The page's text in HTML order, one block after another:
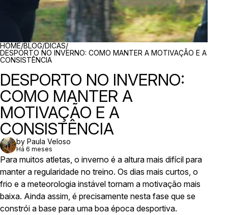
BREADCRUMBS
HOME/BLOG/DICAS/
DESPORTO NO INVERNO: COMO MANTER A MOTIVAÇÃO E A
CONSISTÊNCIA
DESPORTO NO INVERNO:
COMO MANTER A
MOTIVAÇÃO E A
CONSISTÊNCIA
by Paula Veloso
Há 6 meses
Para muitos atletas, o inverno é a altura mais difícil para
manter a regularidade no treino. Os dias mais curtos, o
frio e a meteorologia instável tornam a motivação mais
baixa. Ainda assim, é precisamente nesta fase que se
constrói a base para uma boa época desportiva.